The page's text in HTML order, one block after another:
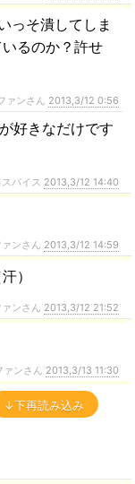
っそ潰してしま
るのか？許せ
ンさん 2013,3/12 0:56
好きなだけです
パイス 2013,3/12 14:40
ンさん 2013,3/12 14:59
）
ンさん 2013,3/12 21:52
ンさん 2013,3/13 11:30
↓下再読み込み